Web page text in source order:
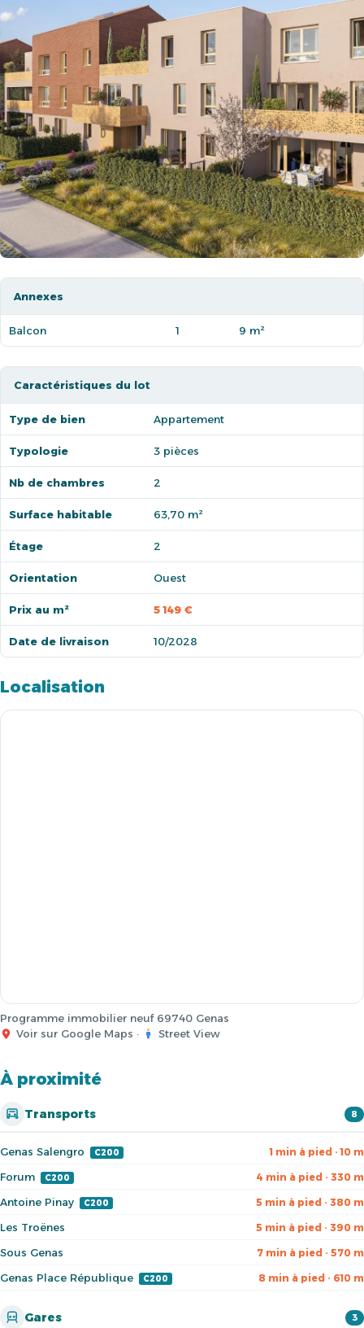
Annexes
Balcon 1 9 m²
Caractéristiques du lot
Type de bien Appartement
Typologie 3 pièces
Nb de chambres 2
Surface habitable 63,70 m²
Étage 2
Orientation Ouest
Prix au m² 5 149 €
Date de livraison 10/2028
Localisation
Programme immobilier neuf 69740 Genas
Voir sur Google Maps · Street View
À proximité
Transports 8
Genas Salengro C200 1 min à pied · 10 m
Forum C200 4 min à pied · 330 m
Antoine Pinay C200 5 min à pied · 380 m
Les Troënes 5 min à pied · 390 m
Sous Genas 7 min à pied · 570 m
Genas Place République C200 8 min à pied · 610 m
Gares 3